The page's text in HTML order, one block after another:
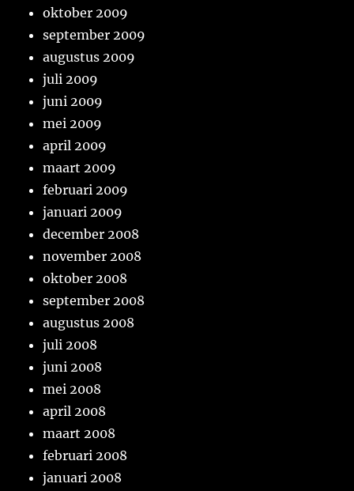
oktober 2009
september 2009
augustus 2009
juli 2009
juni 2009
mei 2009
april 2009
maart 2009
februari 2009
januari 2009
december 2008
november 2008
oktober 2008
september 2008
augustus 2008
juli 2008
juni 2008
mei 2008
april 2008
maart 2008
februari 2008
januari 2008